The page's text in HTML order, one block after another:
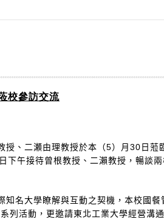
校參訪交流
、二瀬由理教授於本（5）月30日
午接待曾根教授、二瀨教授，暢談
名大學瞭解與互動之契機，本校國
列活動，更邀請東北工業大學經營溝